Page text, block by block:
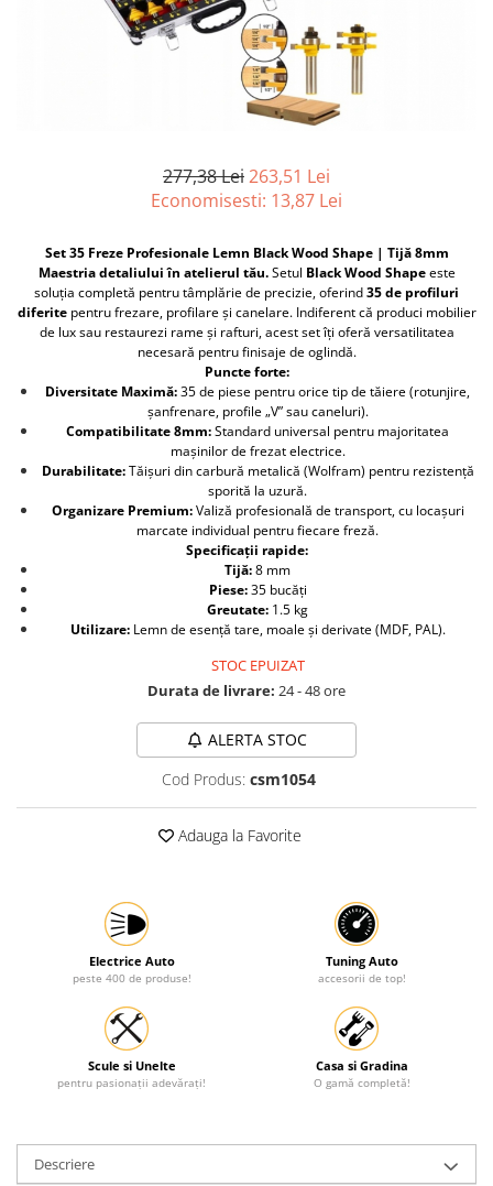
compresoare
Cricuri Auto Hidraulice
Gresoare
Macarale și vinciuri
Masini de gaurit si Insurubat
Motoare electrice
Pistol de Lipit
Protectia muncii
Slefuitoare
Suport auto
Tunuri de caldura si aeroteme
Utilaje constructie
Rotopercutoare si bormasini
Uz intern
Ventilatoare radiatoare
umidificatoare
277,38 Lei263,51 Lei
Economisesti: 13,87 Lei
Set 35 Freze Profesionale Lemn Black Wood Shape | Tijă 8mm
Maestria detaliului în atelierul tău.Setul Black Wood Shapeeste
soluția completă pentru tâmplărie de precizie, oferind35 de profiluri
diferitepentru frezare, profilare și canelare. Indiferent că produci mobilier
de lux sau restaurezi rame și rafturi, acest set îți oferă versatilitatea
necesară pentru finisaje de oglindă.
Puncte forte:
Diversitate Maximă:35 de piese pentru orice tip de tăiere (rotunjire,
șanfrenare, profile „V” sau caneluri).
Compatibilitate 8mm:Standard universal pentru majoritatea
mașinilor de frezat electrice.
Durabilitate:Tăișuri din carbură metalică (Wolfram) pentru rezistență
sporită la uzură.
Organizare Premium:Valiză profesională de transport, cu locașuri
marcate individual pentru fiecare freză.
Specificații rapide:
Tijă:8 mm
Piese:35 bucăți
Greutate: 1.5 kg
Utilizare:Lemn de esență tare, moale și derivate (MDF, PAL).
STOC EPUIZAT
Durata de livrare: 24 - 48 ore
ALERTA STOC
Cod Produs: csm1054
Adauga la Favorite
Electrice Auto
peste 400 de produse!
Tuning Auto
accesorii de top!
Scule si Unelte
pentru pasionații adevărați!
Casa si Gradina
O gamă completă!
Descriere